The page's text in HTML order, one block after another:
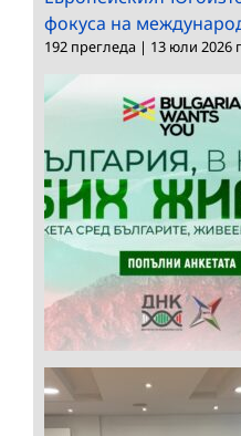
фокуса на
192 прегледа | 13 юли 2026